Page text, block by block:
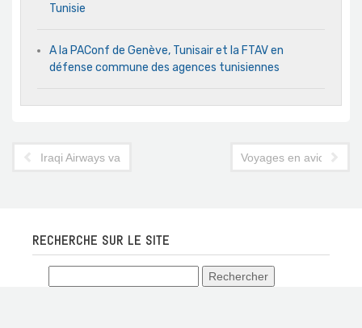
Tunisie
A la PAConf de Genève, Tunisair et la FTAV en
défense commune des agences tunisiennes
Iraqi Airways va enfin vendre ses avions stationnés en Tunisie
Voyages en avion : ce
RECHERCHE SUR LE SITE